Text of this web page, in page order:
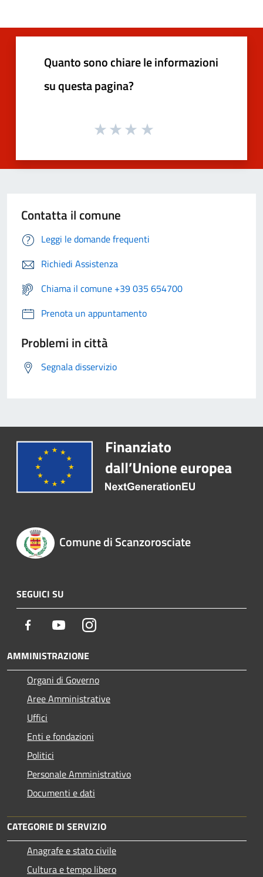
Quanto sono chiare le informazioni
su questa pagina?
Contatta il comune
Leggi le domande frequenti
Richiedi Assistenza
Chiama il comune +39 035 654700
Prenota un appuntamento
Problemi in città
Segnala disservizio
Comune di Scanzorosciate
SEGUICI SU
Facebook YoutubeInstagram
AMMINISTRAZIONE
Organi di Governo
Aree Amministrative
Uffici
Enti e fondazioni
Politici
Personale Amministrativo
Documenti e dati
CATEGORIE DI SERVIZIO
Anagrafe e stato civile
Cultura e tempo libero